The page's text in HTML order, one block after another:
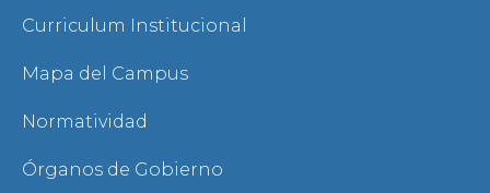
Curriculum Institucional
Mapa del Campus
Normatividad
Órganos de Gobierno